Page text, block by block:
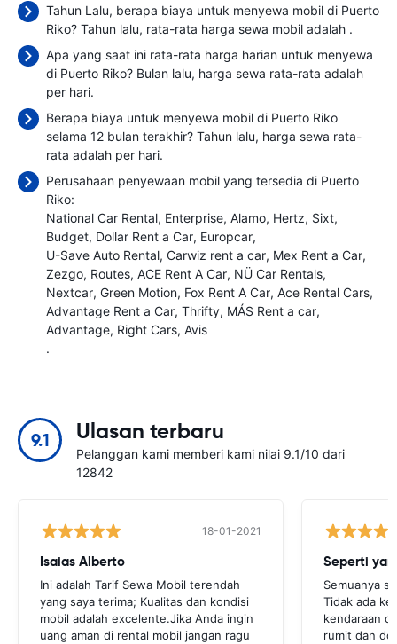
Tahun Lalu, berapa biaya untuk menyewa mobil di Puerto
Riko? Tahun lalu, rata-rata harga sewa mobil adalah .
Apa yang saat ini rata-rata harga harian untuk menyewa
di Puerto Riko? Bulan lalu, harga sewa rata-rata adalah
per hari.
Berapa biaya untuk menyewa mobil di Puerto Riko
selama 12 bulan terakhir? Tahun lalu, harga sewa rata-
rata adalah per hari.
Perusahaan penyewaan mobil yang tersedia di Puerto
Riko:
National Car Rental Enterprise Alamo Hertz Sixt
Budget Dollar Rent a Car Europcar
U-Save Auto Rental Carwiz rent a car Mex Rent a Car
Zezgo Routes ACE Rent A Car NÜ Car Rentals
Nextcar Green Motion Fox Rent A Car Ace Rental Cars
Advantage Rent a Car Thrifty MÁS Rent a car
Advantage Right Cars Avis
.
9.1 Ulasan terbaru
Pelanggan kami memberi kami nilai 9.1/10 dari
12842
18-01-2021
Isaias Alberto
Ini adalah Tarif Sewa Mobil terendah
yang saya terima; Kualitas dan kondisi
mobil adalah excelente.Jika Anda ingin
uang aman di rental mobil jangan ragu
Seperti
Semuanya
Tidak ada
kendaraan
rumit dan